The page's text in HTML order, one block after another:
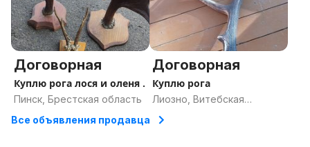
Договорная
Куплю рога лося и оленя .
Пинск, Брестская область
Договорная
Куплю рога
Лиозно, Витебская
Все объявления продавца